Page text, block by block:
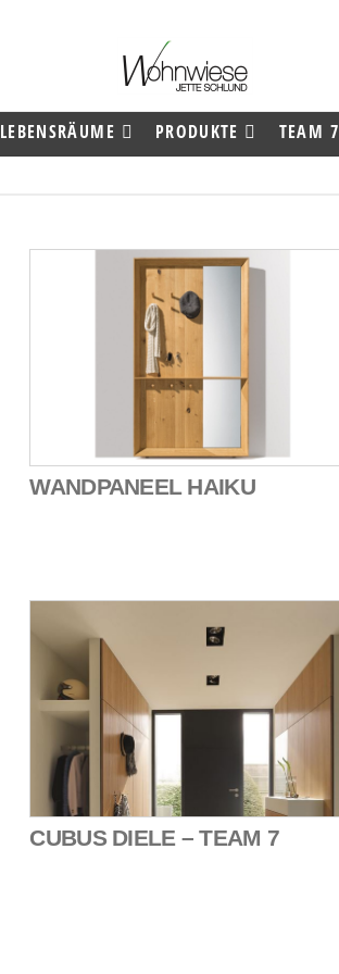
LEBENSRÄUME PRODUKTE TEAM 7
WANDPANEEL HAIKU
CUBUS DIELE – TEAM 7